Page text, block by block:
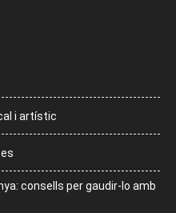
i artístic
consells per gaudir-lo amb